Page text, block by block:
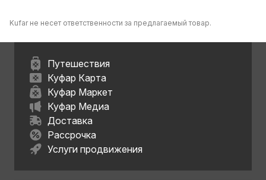
Kufar не несет ответственности за предлагаемый товар.
Путешествия
Куфар Карта
Куфар Маркет
Куфар Медиа
Доставка
Рассрочка
Услуги продвижения